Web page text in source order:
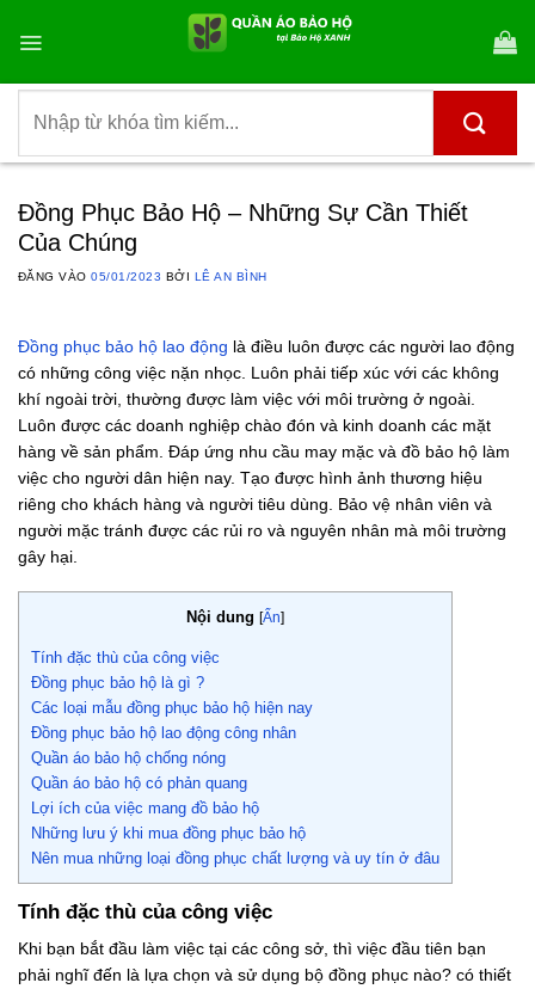
qua
dung
kiếm:
Đồng Phục Bảo Hộ – Những Sự Cần Thiết
Của Chúng
ĐĂNG VÀO05/01/2023 BỞI LÊ AN BÌNH
Đồng phục bảo hộ lao động là điều luôn được các người lao động
có những công việc nặn nhọc. Luôn phải tiếp xúc với các không
khí ngoài trời, thường được làm việc với môi trường ở ngoài.
Luôn được các doanh nghiệp chào đón và kinh doanh các mặt
hàng về sản phẩm. Đáp ứng nhu cầu may mặc và đồ bảo hộ làm
việc cho người dân hiện nay. Tạo được hình ảnh thương hiệu
riêng cho khách hàng và người tiêu dùng. Bảo vệ nhân viên và
người mặc tránh được các rủi ro và nguyên nhân mà môi trường
gây hại.
Nội dung [Ẩn]
Tính đặc thù của công việc
Đồng phục bảo hộ là gì ?
Các loại mẫu đồng phục bảo hộ hiện nay
Đồng phục bảo hộ lao động công nhân
Quần áo bảo hộ chống nóng
Quần áo bảo hộ có phản quang
Lợi ích của việc mang đồ bảo hộ
Những lưu ý khi mua đồng phục bảo hộ
Nên mua những loại đồng phục chất lượng và uy tín ở đâu
Tính đặc thù của công việc
Khi bạn bắt đầu làm việc tại các công sở, thì việc đầu tiên bạn
phải nghĩ đến là lựa chọn và sử dụng bộ đồng phục nào? có thiết